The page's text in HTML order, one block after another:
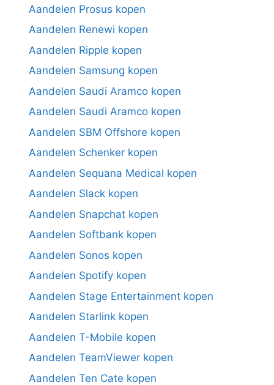
Aandelen Prosus kopen
Aandelen Renewi kopen
Aandelen Ripple kopen
Aandelen Samsung kopen
Aandelen Saudi Aramco kopen
Aandelen Saudi Aramco kopen
Aandelen SBM Offshore kopen
Aandelen Schenker kopen
Aandelen Sequana Medical kopen
Aandelen Slack kopen
Aandelen Snapchat kopen
Aandelen Softbank kopen
Aandelen Sonos kopen
Aandelen Spotify kopen
Aandelen Stage Entertainment kopen
Aandelen Starlink kopen
Aandelen T-Mobile kopen
Aandelen TeamViewer kopen
Aandelen Ten Cate kopen